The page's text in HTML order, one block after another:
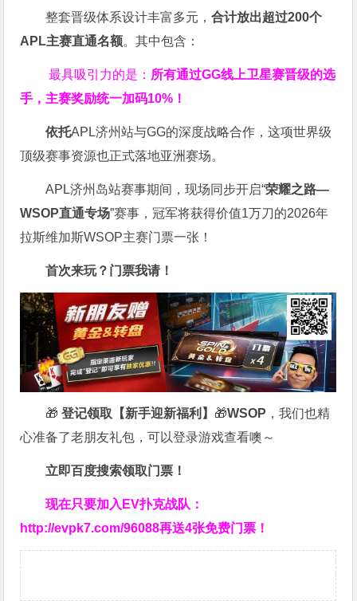
整套晋级体系设计丰富多元，合计放出超过200个
APL主赛直通名额。其中包含：
最具吸引力的是： 所有通过GG线上卫星赛晋级的选
手，主赛奖励统一加码10% ！
依托APL济州站与GG的深度战略合作，这项世界级
顶级赛事资源也正式落地亚洲赛场。
APL济州岛站赛事期间，现场同步开启“荣耀之路—
WSOP直通专场”赛事，冠军将获得价值1万刀的2026年
拉斯维加斯WSOP主赛门票一张！
首次来玩？门票我请！
🎁 登记领取【新手迎新福利】 🎁WSOP ，我们也精
心准备了老朋友礼包，可以登录游戏查看噢～
立即百度搜索领取门票！
现在只要加入EV扑克战队：
http://evpk7.com/96088再送4张免费门票！